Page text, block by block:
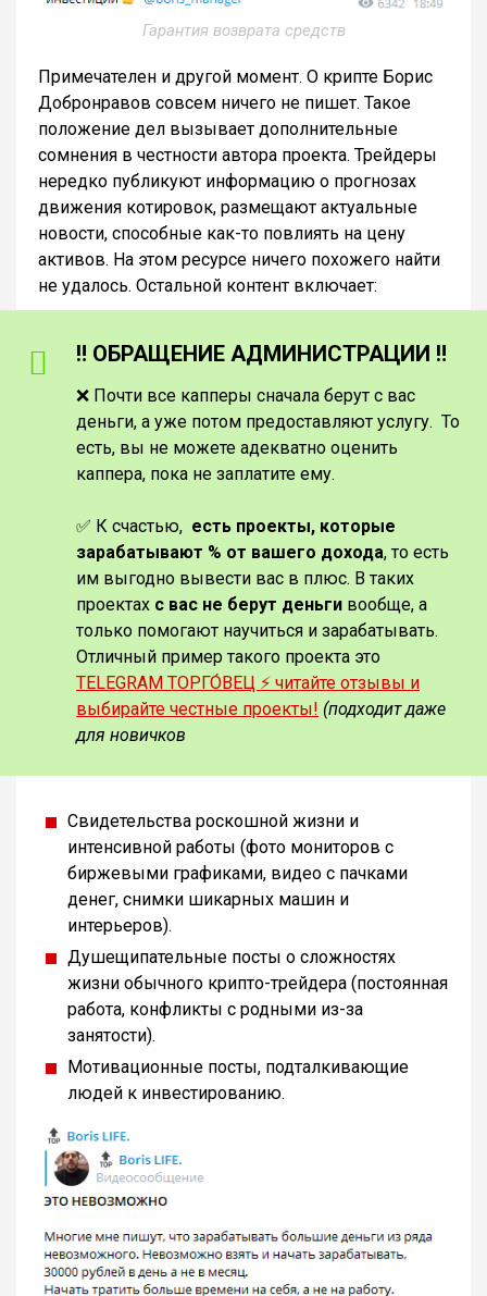
Гарантия возврата средств
Примечателен и другой момент. О крипте Борис
Добронравов совсем ничего не пишет. Такое
положение дел вызывает дополнительные
сомнения в честности автора проекта. Трейдеры
нередко публикуют информацию о прогнозах
движения котировок, размещают актуальные
новости, способные как-то повлиять на цену
активов. На этом ресурсе ничего похожего найти
не удалось. Остальной контент включает:
‼️ ОБРАЩЕНИЕ АДМИНИСТРАЦИИ ‼️
❌ Почти все капперы сначала берут с вас
деньги, а уже потом предоставляют услугу. То
есть, вы не можете адекватно оценить
каппера, пока не заплатите ему.
✅ К счастью, есть проекты, которые
зарабатывают % от вашего дохода, то есть
им выгодно вывести вас в плюс. В таких
проектах с вас не берут деньги вообще, а
только помогают научиться и зарабатывать.
Отличный пример такого проекта это
TELEGRAM ТОРГО́ВЕЦ ⚡️ читайте отзывы и
выбирайте честные проекты! (подходит даже
для новичков
Свидетельства роскошной жизни и
интенсивной работы (фото мониторов с
биржевыми графиками, видео с пачками
денег, снимки шикарных машин и
интерьеров).
Душещипательные посты о сложностях
жизни обычного крипто-трейдера (постоянная
работа, конфликты с родными из-за
занятости).
Мотивационные посты, подталкивающие
людей к инвестированию.